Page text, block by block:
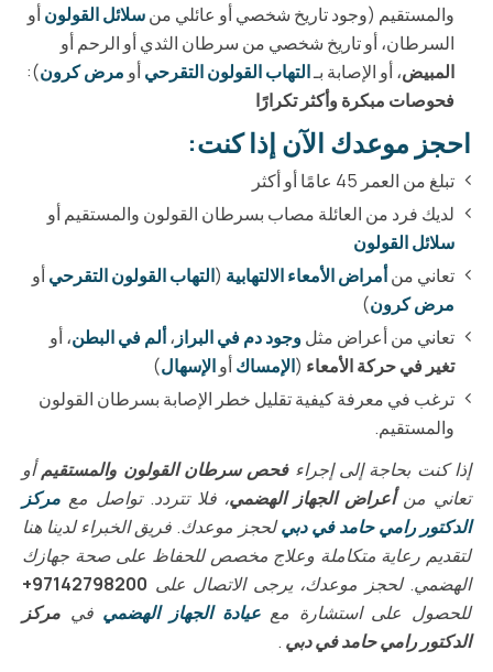
والمستقيم (وجود تاريخ شخصي أو عائلي منسلائل القولونأو
السرطان، أو تاريخ شخصي من سرطان الثدي أو الرحم أو
المبيض، أو الإصابة بـالتهاب القولون التقرحيأو مرض كرون):
فحوصات مبكرة وأكثر تكرارًا
احجز موعدك الآن إذا كنت:
تبلغ من العمر 45 عامًا أو أكثر
لديك فرد من العائلة مصاب بسرطان القولون والمستقيم أو
سلائل القولون
تعاني منأمراض الأمعاء الالتهابية (التهاب القولون التقرحيأو
مرض كرون)
تعاني من أعراض مثلوجود دم في البراز ،ألم في البطن، أو
تغير في حركة الأمعاء (الإمساكأوالإسهال)
ترغب في معرفة كيفية تقليل خطر الإصابة بسرطان القولون
والمستقيم.
إذا كنت بحاجة إلى إجراءفحص سرطان القولون والمستقيمأو
تعاني منأعراض الجهاز الهضمي، فلا تتردد. تواصل مع مركز
الدكتور رامي حامد في دبيلحجز موعدك. فريق الخبراء لدينا هنا
لتقديم رعاية متكاملة وعلاج مخصص للحفاظ على صحة جهازك
الهضمي. لحجز موعدك، يرجى الاتصال على 97142798200+
للحصول على استشارة مععيادة الجهاز الهضمي في مركز
الدكتور رامي حامد في دبي .